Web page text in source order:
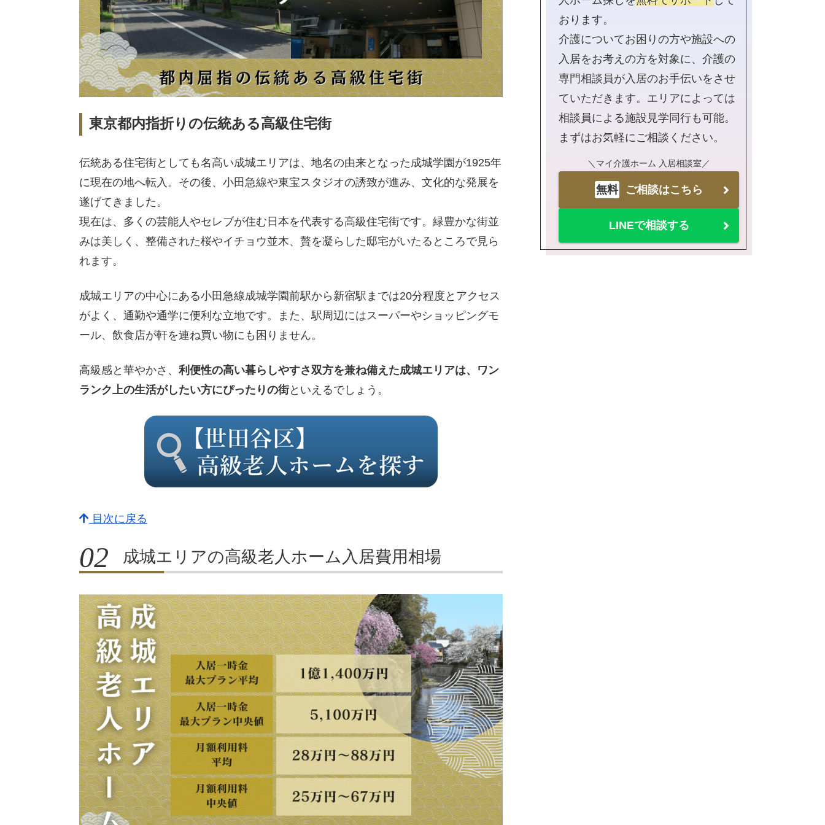
東京都内指折りの伝統ある高級住宅街
伝統ある住宅街としても名高い成城エリアは、地名の由来となった成城学園が1925年
に現在の地へ転入。その後、小田急線や東宝スタジオの誘致が進み、文化的な発展を
遂げてきました。
現在は、多くの芸能人やセレブが住む日本を代表する高級住宅街です。緑豊かな街並
みは美しく、整備された桜やイチョウ並木、贅を凝らした邸宅がいたるところで見ら
れます。
成城エリアの中心にある小田急線成城学園前駅から新宿駅までは20分程度とアクセス
がよく、通勤や通学に便利な立地です。また、駅周辺にはスーパーやショッピングモ
ール、飲食店が軒を連ね買い物にも困りません。
高級感と華やかさ、 利便性の高い暮らしやすさ双方を兼ね備えた成城エリアは、ワン
ランク上の生活がしたい方にぴったりの街といえるでしょう。
目次に戻る
成城エリアの高級老人ホーム入居費用相場
おります。
介護についてお困りの方や施設への
入居をお考えの方を対象に、介護の
専門相談員が入居のお手伝いをさせ
ていただきます。エリアによっては
相談員による施設見学同行も可能。
まずはお気軽にご相談ください。
＼マイ介護ホーム 入居相談室／
無料 ご相談はこちら
LINEで相談する